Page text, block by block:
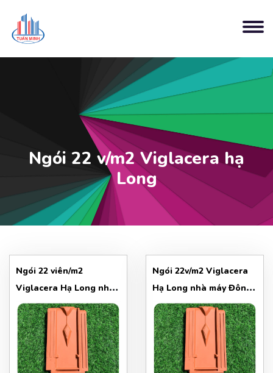
Ngói 22 v/m2 Viglacera hạ
Long
Ngói 22 viên/m2
Viglacera Hạ Long nhà
máy tiêu giao
Ngói 22v/m2 Viglacera
Hạ Long nhà máy Đông
Triều